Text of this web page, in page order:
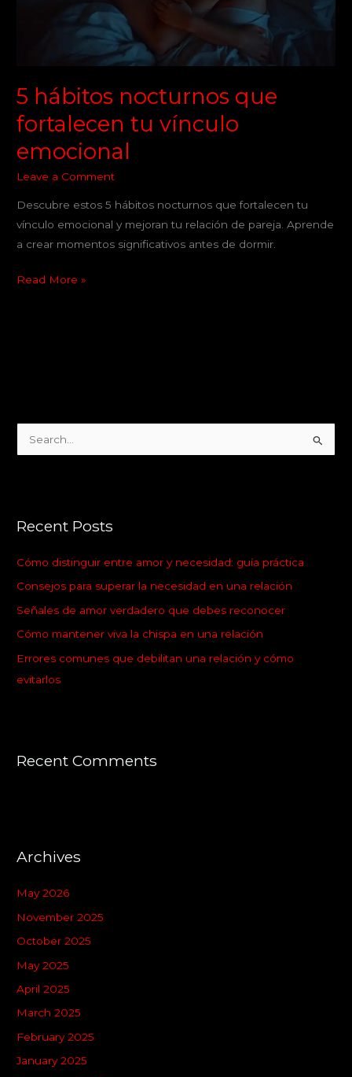
5 hábitos nocturnos que
fortalecen tu vínculo
emocional
Leave a Comment
Descubre estos 5 hábitos nocturnos que fortalecen tu
vínculo emocional y mejoran tu relación de pareja. Aprende
a crear momentos significativos antes de dormir.
Read More »
c
f
o
r
:
Recent Posts
Cómo distinguir entre amor y necesidad: guía práctica
Consejos para superar la necesidad en una relación
Señales de amor verdadero que debes reconocer
Cómo mantener viva la chispa en una relación
Errores comunes que debilitan una relación y cómo
evitarlos
Recent Comments
Archives
May 2026
November 2025
October 2025
May 2025
April 2025
March 2025
February 2025
January 2025